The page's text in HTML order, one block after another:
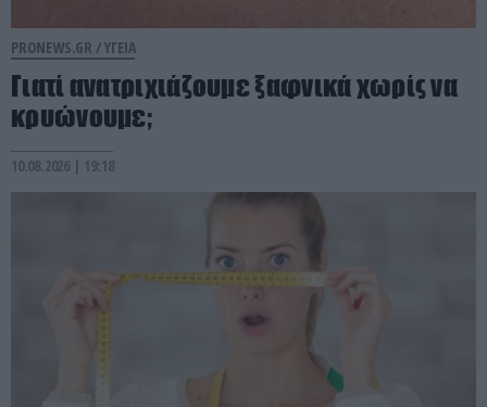
PRONEWS.GR /ΥΓΕΙΑ
Γιατί ανατριχιάζουμε ξαφνικά χωρίς να
κρυώνουμε;
10.08.2026 | 19:18